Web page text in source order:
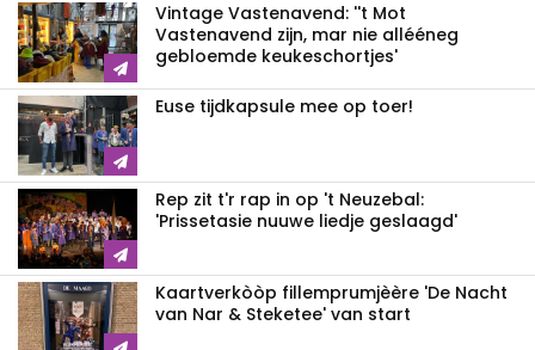
Vintage Vastenavend: ''t Mot
Vastenavend zijn, mar nie allééneg
gebloemde keukeschortjes'
Euse tijdkapsule mee op toer!
Rep zit t'r rap in op 't Neuzebal:
'Prissetasie nuuwe liedje geslaagd'
Kaartverkòòp fillemprumjèère 'De Nacht
van Nar & Steketee' van start